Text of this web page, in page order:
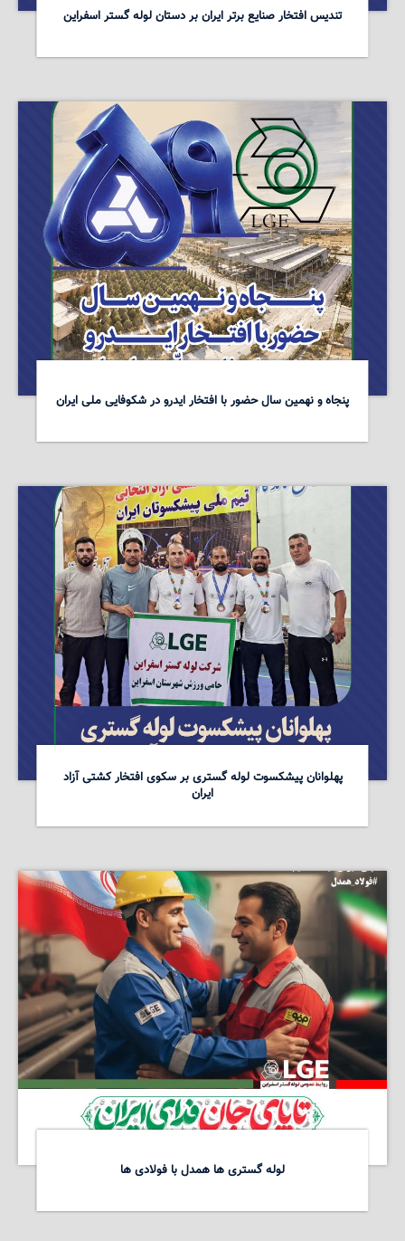
تندیس افتخار صنایع برتر ایران بر دستان لوله گستر اسفراین
پنجاه و نهمین سال حضور با افتخار ایدرو در شکوفایی ملی ایران
پهلوانان پیشکسوت لوله گستری بر سکوی افتخار کشتی آزاد
ایران
لوله گستری ها همدل با فولادی ها